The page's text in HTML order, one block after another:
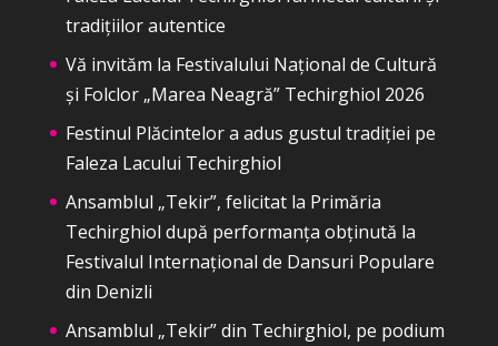
tradițiilor autentice
Vă invităm la Festivalului Național de Cultură
și Folclor „Marea Neagră” Techirghiol 2026
Festinul Plăcintelor a adus gustul tradiției pe
Faleza Lacului Techirghiol
Ansamblul „Tekir”, felicitat la Primăria
Techirghiol după performanța obținută la
Festivalul Internațional de Dansuri Populare
din Denizli
Ansamblul „Tekir” din Techirghiol, pe podium